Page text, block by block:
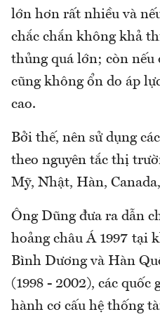
lớn hơn rất nhiều và
chắc chắn không khả
thủng quá lớn; còn nếu
cũng không ổn do áp
cao.
Bởi thế, nên sử dụng
theo nguyên tắc thị
Mỹ, Nhật, Hàn,
Ông Dũng đưa ra dẫn
hoảng châu Á 1997 tại
Bình Dương và Hàn
(1998 - 2002), các quốc
hành cơ cấu hệ thống